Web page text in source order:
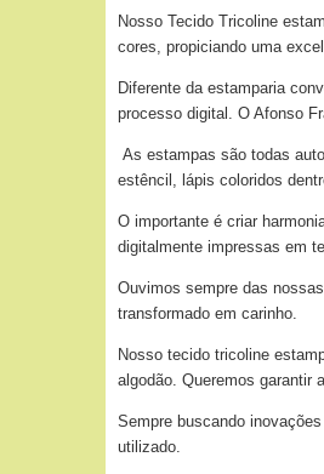
Nosso Tecido Tricoline
cores, propiciando uma
Diferente da estamparia
processo digital. O Afonso
As estampas são todas
estêncil, lápis coloridos
O importante é criar
digitalmente impressas em
Ouvimos sempre das
transformado em carinho.
Nosso tecido tricoline
algodão. Queremos garantir
Sempre buscando
utilizado.